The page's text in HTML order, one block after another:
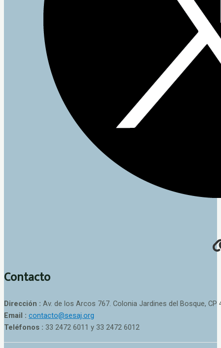
Contacto
Dirección : Av. de los Arcos 767. Colonia Jardines del Bosque, CP
Email : contacto@sesaj.org
Teléfonos : 33 2472 6011 y 33 2472 6012